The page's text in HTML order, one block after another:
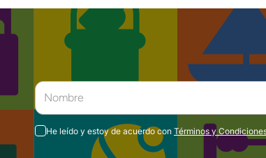
He leído y estoy de acuerdo con Términos y